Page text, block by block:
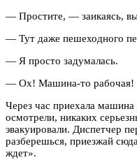
— Простите, — заикаясь,
— Тут даже пешеходного
— Я просто задумалась.
— Ох! Машина-то рабочая!
Через час приехала
осмотрели, никаких
эвакуировали. Диспетчер
разберешься, приезжай
ждет».